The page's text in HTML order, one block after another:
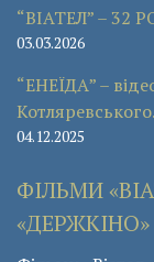
“ВІАТЕЛ” – 32
03.03.2026
“ЕНЕЇДА” –
Котляревського.
04.12.2025
ФІЛЬМИ
«ДЕРЖКІНО»